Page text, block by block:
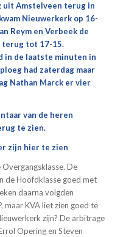
uit Amstelveen terug in
Nieuwerkerk op 16-
Reym en Verbeek de
terug tot 17-15.
in de laatste minuten in
had zaterdag maar
Nathan Marck er vier
van de heren
te zien.
zijn hierte zien
De
de Hoofdklasse goed met
daarna volgden
maar KVA liet zien goed te
zijn? De arbitrage
Opering en Steven